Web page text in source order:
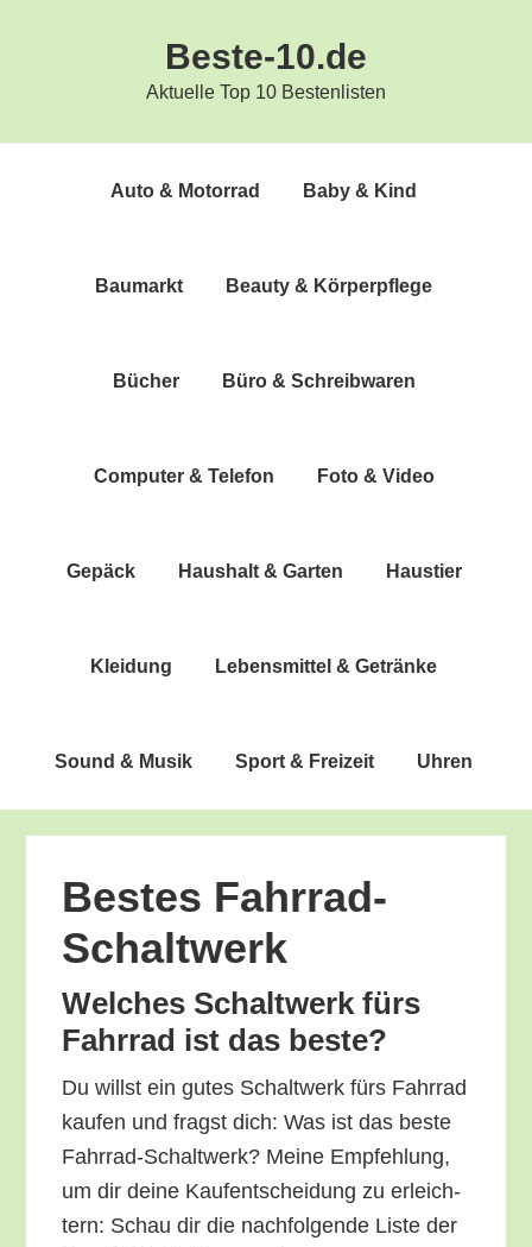
Beste-10.de
Aktuelle Top 10 Bestenlisten
Auto & Motorrad Baby & Kind
Bau­markt Beau­ty & Körperpflege
Bücher Büro & Schreibwaren
Com­pu­ter & Telefon Foto & Video
Gepäck Haus­halt & Garten Haus­tier
Klei­dung Lebens­mit­tel & Getränke
Sound & Musik Sport & Freizeit Uhren
Bes­tes Fahrrad-
Schaltwerk
Wel­ches Schalt­werk fürs
Fahr­rad ist das beste?
Du willst ein gutes Schalt­werk fürs Fahr­rad
kau­fen und fragst dich: Was ist das bes­te
Fahr­rad-Schalt­werk? Mei­ne Emp­feh­lung,
um dir dei­ne Kauf­ent­schei­dung zu erleich­
tern: Schau dir die nach­fol­gen­de Lis­te der